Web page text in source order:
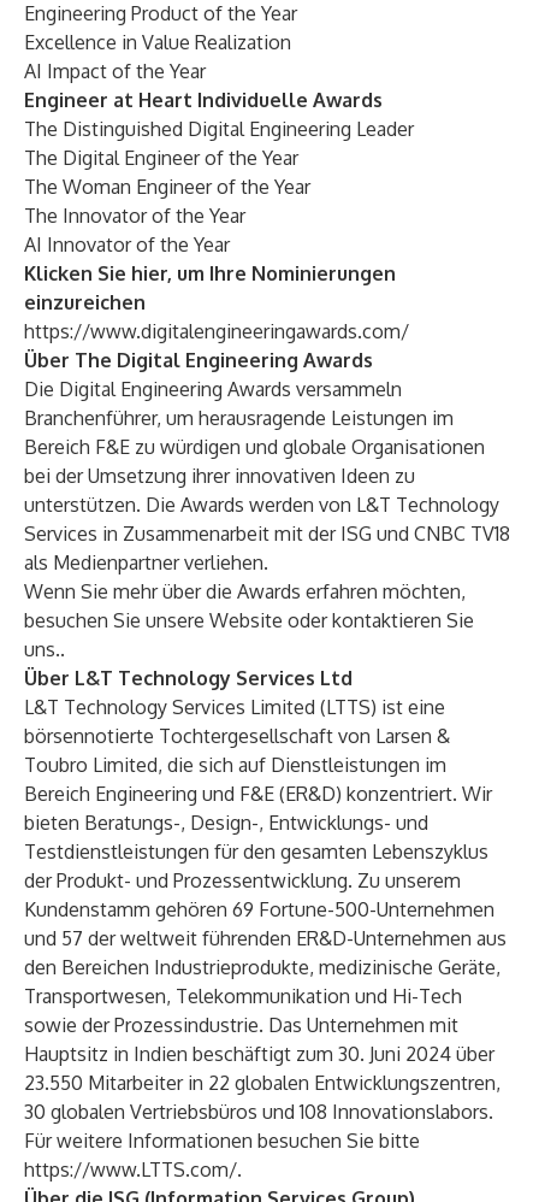
Engineering Product of the Year
Excellence in Value Realization
AI Impact of the Year
Engineer at Heart Individuelle Awards
The Distinguished Digital Engineering Leader
The Digital Engineer of the Year
The Woman Engineer of the Year
The Innovator of the Year
AI Innovator of the Year
Klicken Sie hier, um Ihre Nominierungen
einzureichen
https://www.digitalengineeringawards.com/
Über The Digital Engineering Awards
Die Digital Engineering Awards versammeln
Branchenführer, um herausragende Leistungen im
Bereich F&E zu würdigen und globale Organisationen
bei der Umsetzung ihrer innovativen Ideen zu
unterstützen. Die Awards werden von L&T Technology
Services in Zusammenarbeit mit der ISG und CNBC TV18
als Medienpartner verliehen.
Wenn Sie mehr über die Awards erfahren möchten,
besuchen Sie unsere Website oderkontaktieren Sie
uns..
Über L&T Technology Services Ltd
L&T Technology Services Limited (LTTS) ist eine
börsennotierte Tochtergesellschaft von Larsen &
Toubro Limited, die sich auf Dienstleistungen im
Bereich Engineering und F&E (ER&D) konzentriert. Wir
bieten Beratungs-, Design-, Entwicklungs- und
Testdienstleistungen für den gesamten Lebenszyklus
der Produkt- und Prozessentwicklung. Zu unserem
Kundenstamm gehören 69 Fortune-500-Unternehmen
und 57 der weltweit führenden ER&D-Unternehmen aus
den Bereichen Industrieprodukte, medizinische Geräte,
Transportwesen, Telekommunikation und Hi-Tech
sowie der Prozessindustrie. Das Unternehmen mit
Hauptsitz in Indien beschäftigt zum 30. Juni 2024 über
23.550 Mitarbeiter in 22 globalen Entwicklungszentren,
30 globalen Vertriebsbüros und 108 Innovationslabors.
Für weitere Informationen besuchen Sie bitte
https://www.LTTS.com/.